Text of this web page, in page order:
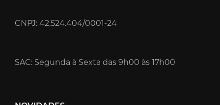
CNPJ: 42.524.404/0001-24
SAC: Segunda à Sexta das 9h00 às 17h00